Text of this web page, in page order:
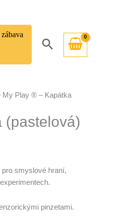
Hledat
My Play ® – Kapátka
(pastelová)
smyslové hraní,
pinzetami.